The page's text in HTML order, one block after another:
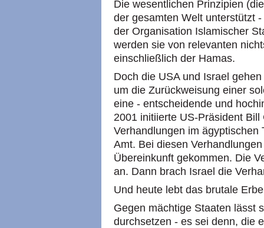
Die wesentlichen Prinzipien
der gesamten Welt unterstützt
der Organisation Islamischer
werden sie von relevanten
einschließlich der Hamas.
Doch die USA und Israel
um die Zurückweisung einer
eine - entscheidende und
2001 initiierte US-Präsident
Verhandlungen im ägyptischen
Amt. Bei diesen
Übereinkunft gekommen. Die
an. Dann brach Israel die
Und heute lebt das brutale
Gegen mächtige Staaten lässt
durchsetzen - es sei denn, die